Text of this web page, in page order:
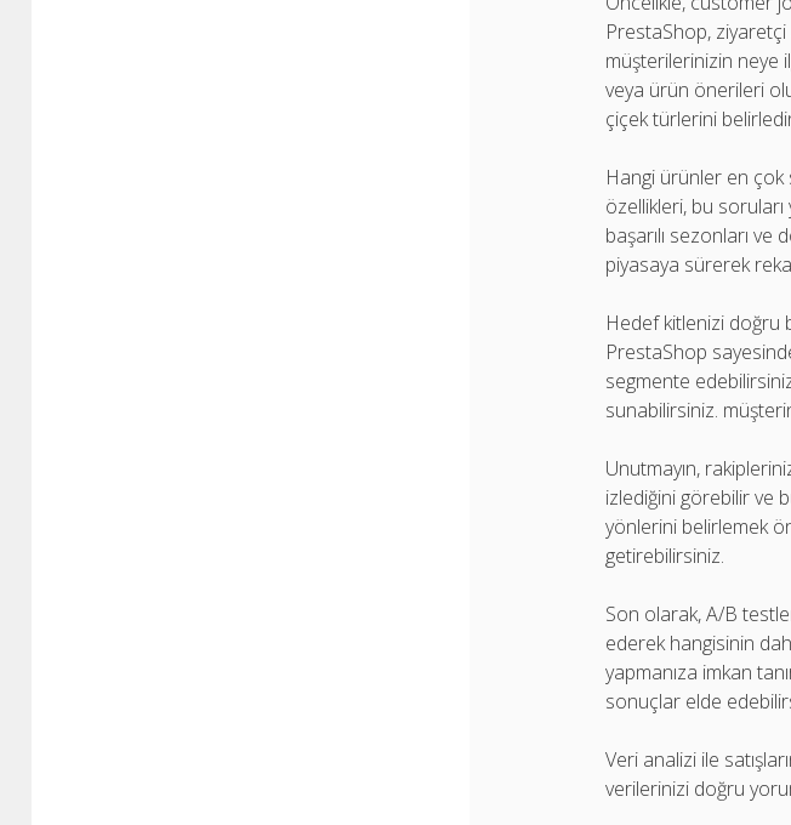
PrestaShop,
müşterilerinizin neye
veya ürün önerileri
çiçek türlerini
Hangi ürünler en çok
özellikleri, bu soruları
başarılı sezonları
piyasaya sürerek
Hedef kitlenizi doğru
PrestaShop
segmente
sunabilirsiniz.
Unutmayın,
izlediğini görebilir ve
yönlerini belirlemek
getirebilirsiniz.
Son olarak, A/B
ederek hangisinin
yapmanıza imkan
sonuçlar elde
Veri analizi ile
verilerinizi doğru